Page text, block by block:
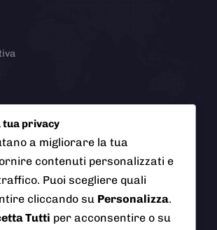
del Comune di Ciampino (Roma). Tutti
i diritti riservati
tua privacy
a migliorare la tua
contenuti personalizzati e
Puoi scegliere quali
cliccando su Personalizza.
Tutti per acconsentire o su